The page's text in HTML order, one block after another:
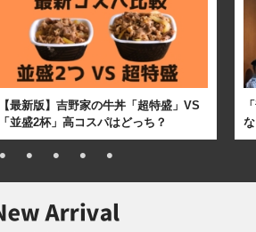
【最新版】吉野家の牛丼「超特盛」VS
「並盛2杯」高コスパはどっち？